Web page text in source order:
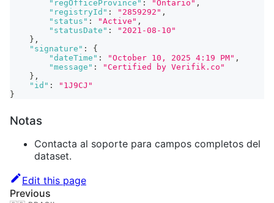
"regOfficeProvince" : "Ontario" ,
"registryId" : "2859292" ,
"status" : "Active" ,
"statusDate" :
"2021-08-10"
} ,
"signature" :
{
"dateTime" : "October 10, 2025 4:19 PM" ,
"message" :
"Certified by Verifik.co"
} ,
"id" :
"1J9CJ"
}
Notas
Contacta al soporte para campos completos del
dataset.
Edit this page
Previous